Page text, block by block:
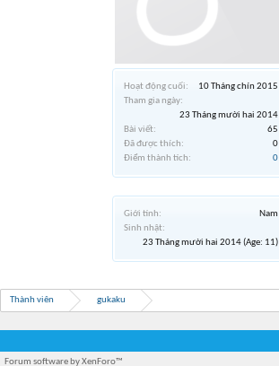
Hoạt động cuối:
10 Tháng chín 2015
Tham gia ngày:
23 Tháng mười hai 2014
Bài viết:
65
Đã được thích:
0
Điểm thành tích:
0
Giới tính:
Nam
Sinh nhật:
23 Tháng mười hai 2014(Age: 11)
Thành viên gukaku
Forum software by XenForo™